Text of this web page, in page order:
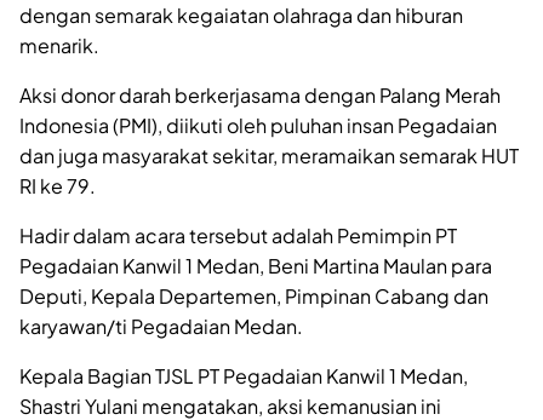
dengan semarak kegaiatan olahraga dan hiburan
menarik.
Aksi donor darah berkerjasama dengan Palang Merah
Indonesia (PMI), diikuti oleh puluhan insan Pegadaian
dan juga masyarakat sekitar, meramaikan semarak HUT
RI ke 79.
Hadir dalam acara tersebut adalah Pemimpin PT
Pegadaian Kanwil 1 Medan, Beni Martina Maulan para
Deputi, Kepala Departemen, Pimpinan Cabang dan
karyawan/ti Pegadaian Medan.
Kepala Bagian TJSL PT Pegadaian Kanwil 1 Medan,
Shastri Yulani mengatakan, aksi kemanusian ini